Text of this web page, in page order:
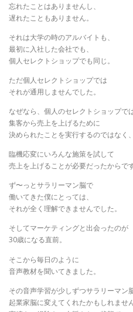
忘れたことはありませんし、
遅れたこともありません。
それは大学の時のアルバイトも、
最初に入社した会社でも、
個人セレクトショップでも同じ。
ただ個人セレクトショップでは
それが通用しませんでした。
なぜなら、個人のセレクトショップで
集客から売上を上げるために
決められたことを実行するのではなく、
臨機応変にいろんな施策を試して
売上を上げることが必要だったからです
ず〜っとサラリーマン脳で
働いてきた僕にとっては、
それが全く理解できませんでした。
そしてマーケティングと出会ったのが
30歳になる直前。
そこから毎日のように
音声教材を聞いてきました。
その音声学習が少しずつサラリーマン
起業家脳に変えてくれたかもしれません